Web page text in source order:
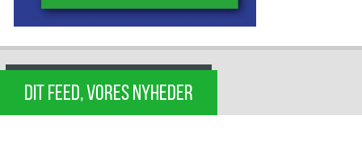
DIT FEED, VORES NYHEDER